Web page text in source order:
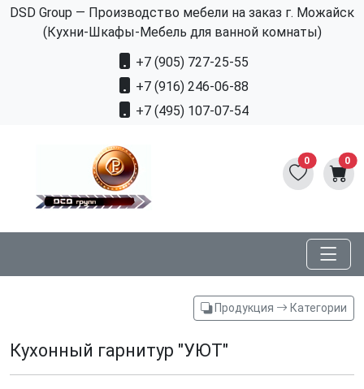
DSD Group — Производство мебели на заказ г. Можайск
(Кухни-Шкафы-Мебель для ванной комнаты)
+7 (905) 727-25-55
+7 (916) 246-06-88
+7 (495) 107-07-54
0 0
Продукция Категории
Кухонный гарнитур "УЮТ"